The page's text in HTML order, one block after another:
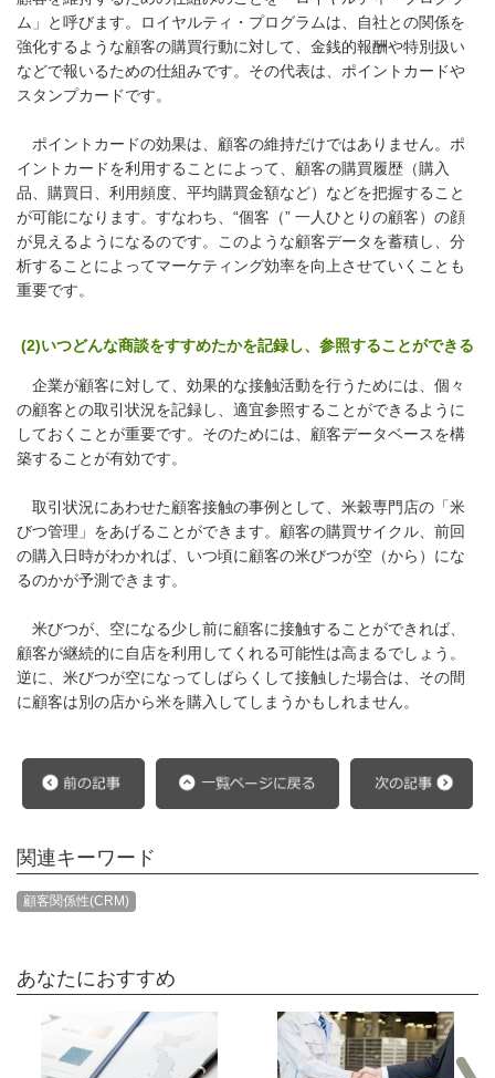
ム」と呼びます。ロイヤルティ・プログラムは、自社との関係を
強化するような顧客の購買行動に対して、金銭的報酬や特別扱い
などで報いるための仕組みです。その代表は、ポイントカードや
スタンプカードです。
ポイントカードの効果は、顧客の維持だけではありません。ポ
イントカードを利用することによって、顧客の購買履歴（購入
品、購買日、利用頻度、平均購買金額など）などを把握すること
が可能になります。すなわち、“個客（” 一人ひとりの顧客）の顔
が見えるようになるのです。このような顧客データを蓄積し、分
析することによってマーケティング効率を向上させていくことも
重要です。
(2)いつどんな商談をすすめたかを記録し、参照することができる
企業が顧客に対して、効果的な接触活動を行うためには、個々
の顧客との取引状況を記録し、適宜参照することができるように
しておくことが重要です。そのためには、顧客データベースを構
築することが有効です。
取引状況にあわせた顧客接触の事例として、米穀専門店の「米
びつ管理」をあげることができます。顧客の購買サイクル、前回
の購入日時がわかれば、いつ頃に顧客の米びつが空（から）にな
るのかが予測できます。
米びつが、空になる少し前に顧客に接触することができれば、
顧客が継続的に自店を利用してくれる可能性は高まるでしょう。
逆に、米びつが空になってしばらくして接触した場合は、その間
に顧客は別の店から米を購入してしまうかもしれません。
関連キーワード
顧客関係性(CRM)
あなたにおすすめ